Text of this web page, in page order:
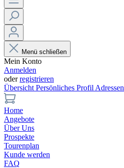
Menü schließen
Mein Konto
Anmelden
oderregistrieren
Übersicht Persönliches Profil Adressen
Home
Angebote
Über Uns
Prospekte
Tourenplan
Kunde werden
FAQ